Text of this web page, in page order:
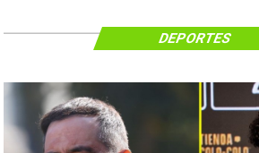
DEPORTES